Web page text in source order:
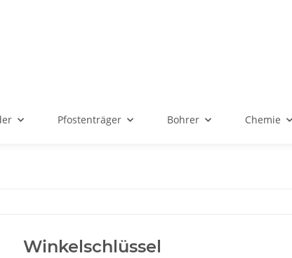
Pfostenträger Bohrer Chemie
Winkelschlüssel